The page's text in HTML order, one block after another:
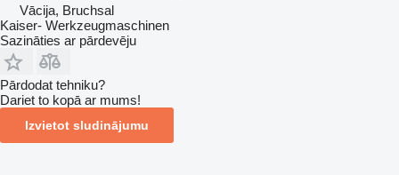
Vācija, Bruchsal
Kaiser- Werkzeugmaschinen
Sazināties ar pārdevēju
Pārdodat tehniku?
Dariet to kopā ar mums!
Izvietot sludinājumu